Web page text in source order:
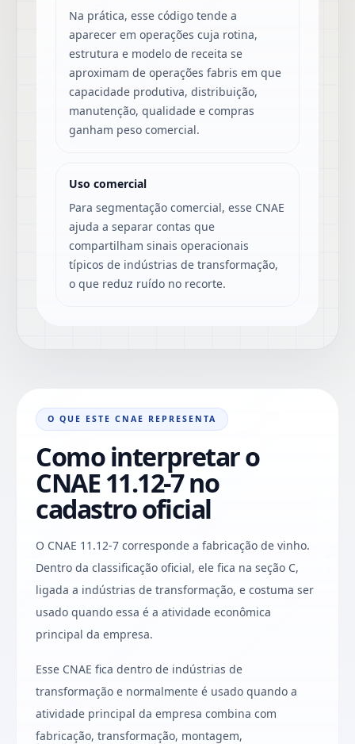
Na prática, esse código tende a
aparecer em operações cuja rotina,
estrutura e modelo de receita se
aproximam de operações fabris em que
capacidade produtiva, distribuição,
manutenção, qualidade e compras
ganham peso comercial.
Uso comercial
Para segmentação comercial, esse CNAE
ajuda a separar contas que
compartilham sinais operacionais
típicos de indústrias de transformação,
o que reduz ruído no recorte.
O QUE ESTE CNAE REPRESENTA
Como interpretar o
CNAE 11.12-7 no
cadastro oficial
O CNAE 11.12-7 corresponde a fabricação de vinho.
Dentro da classificação oficial, ele fica na seção C,
ligada a indústrias de transformação, e costuma ser
usado quando essa é a atividade econômica
principal da empresa.
Esse CNAE fica dentro de indústrias de
transformação e normalmente é usado quando a
atividade principal da empresa combina com
fabricação, transformação, montagem,